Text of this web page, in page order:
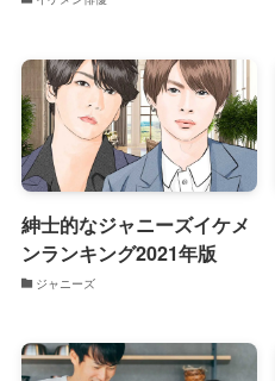
紳士的なジャニーズイケメ
ンランキング2021年版
ジャニーズ